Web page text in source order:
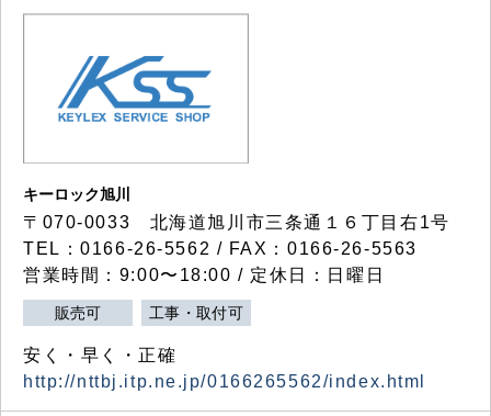
キーロック旭川
〒070-0033 北海道旭川市三条通１６丁目右1号
TEL：0166-26-5562 / FAX：0166-26-5563
営業時間：9:00〜18:00 / 定休日：日曜日
販売可 工事・取付可
安く・早く・正確
http://nttbj.itp.ne.jp/0166265562/index.html